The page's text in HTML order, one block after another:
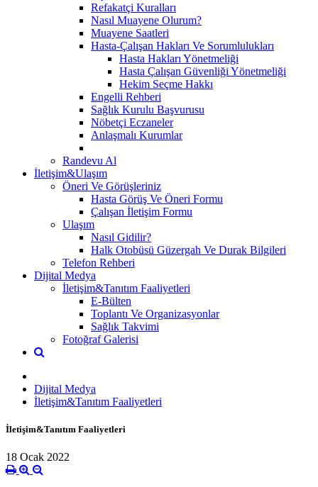
Refakatçi Kuralları
Nasıl Muayene Olurum?
Muayene Saatleri
Hasta-Çalışan Hakları Ve Sorumlulukları
Hasta Hakları Yönetmeliği
Hasta Çalışan Güvenliği Yönetmeliği
Hekim Seçme Hakkı
Engelli Rehberi
Sağlık Kurulu Başvurusu
Nöbetçi Eczaneler
Anlaşmalı Kurumlar
Randevu Al
İletişim&Ulaşım
Öneri Ve Görüşleriniz
Hasta Görüş Ve Öneri Formu
Çalışan İletişim Formu
Ulaşım
Nasıl Gidilir?
Halk Otobüsü Güzergah Ve Durak Bilgileri
Telefon Rehberi
Dijital Medya
İletişim&Tanıtım Faaliyetleri
E-Bülten
Toplantı Ve Organizasyonlar
Sağlık Takvimi
Fotoğraf Galerisi
Dijital Medya
İletişim&Tanıtım Faaliyetleri
İletişim&Tanıtım Faaliyetleri
18 Ocak 2022